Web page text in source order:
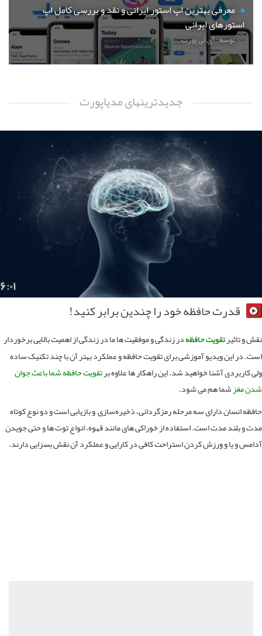
معرفی بهترین اپ استور ایرانی و نقد و بررسی کامل اپ
استورهای ایرانی
توسط : آی تی پورت
جدیدترینهای مدیاپورت
۶:۰۱
قدرت حافظه خود را چندین برابر کنید!
و تاثیرتقویت حافظهدر زندگی و موفقیت ها ما در زندگی از اهمیت بالایی برخوردار
در این ویدیو آموزشی برای تقویت حافظه و عملکرد بهتر آن با چند تکنیک ساده
کاربردی آشنا خواهید شد. این راهکار ها علاوه برتقویت حافظه شما باعث جوان
مغزشما هم می شود.
انسان دارای سه مرحله رمزگردانی، ذخیره‌سازی و بازیابی است و دو نوع کوتاه
و بلند مدت است. استفاده از خوراکی های مانند قهوه، انواع توت ها و حتی جویدن
و یا و ورزش کردن استراحت کافی در کارایی و عملکرد آن نقش بسزایی دارند.